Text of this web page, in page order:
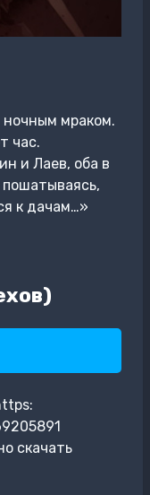
ночным мраком.
час.
и Лаев, оба в
к дачам…»
скачать